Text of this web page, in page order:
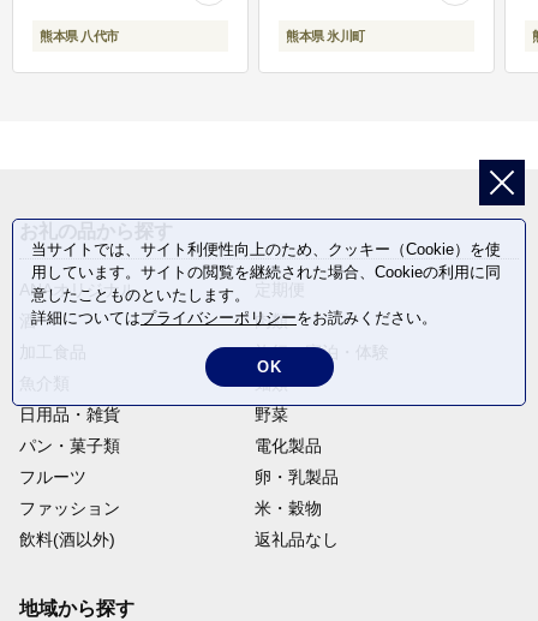
熊本県 八代市 熊本県 氷川町
ANAオリジナル
酒
肉類
旅行・宿泊・体験
麺類
日用品・雑貨
野菜
パン・菓子類
電化製品
フルーツ
卵・乳製品
ファッション
米・穀物
飲料(酒以外)
返礼品なし
地域から探す
当サイトでは、サイト利便性向上のため、クッキー（Cookie）を使
用しています。サイトの閲覧を継続された場合、Cookieの利用に同
意したことものといたします。
詳細についてはプライバシーポリシーをお読みください。
OK